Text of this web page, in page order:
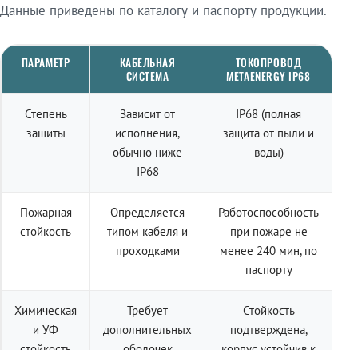
Данные приведены по каталогу и паспорту продукции.
ПАРАМЕТР
КАБЕЛЬНАЯ
СИСТЕМА
ТОКОПРОВОД
METAENERGY IP68
Степень
защиты
Зависит от
исполнения,
обычно ниже
IP68
IP68 (полная
защита от пыли и
воды)
Пожарная
стойкость
Определяется
типом кабеля и
проходками
Работоспособность
при пожаре не
менее 240 мин, по
паспорту
Химическая
и УФ
Требует
дополнительных
Стойкость
подтверждена,